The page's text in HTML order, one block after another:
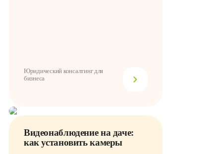
Юридический консалтинг для
бизнеса
Видеонаблюдение на даче:
как установить камеры